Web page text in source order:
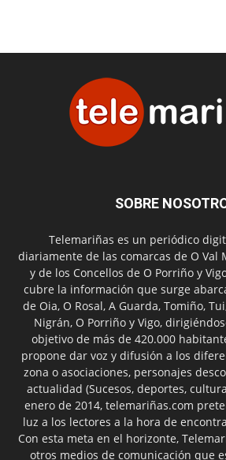
SOBRE
Telemariñas es un periódico
diariamente de las comarcas de O Val
y de los Concellos de O Porriño y
cubre la información que surge
de Oia, O Rosal, A Guarda, Tomiño,
Nigrán, O Porriño y Vigo,
objetivo de más de 420.000
propone dar voz y difusión a los
zona o asociaciones, personajes
actualidad (Sucesos, deportes,
enero de 2014, telemariñas.com
luz a los lectores a la hora de
Con esta meta en el horizonte,
otros medios de comunicación que